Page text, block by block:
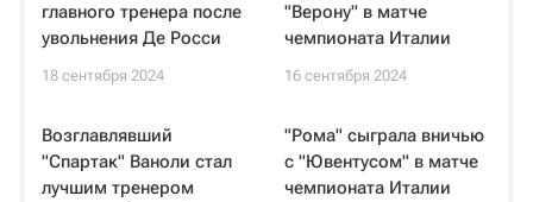
главного тренера после
увольнения Де Росси
18 сентября 2024
"Верону" в матче
чемпионата Италии
16 сентября 2024
Возглавлявший
"Спартак" Ваноли стал
лучшим тренером
"Рома" сыграла вничью
с "Ювентусом" в матче
чемпионата Италии